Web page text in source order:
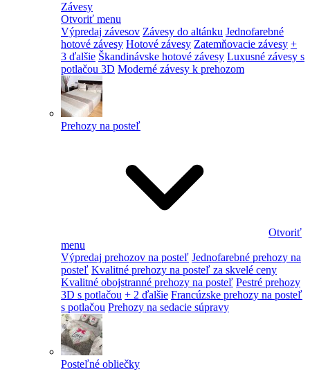
Závesy
Otvoriť menu
Výpredaj závesov Závesy do altánku Jednofarebné
hotové závesy Hotové závesy Zatemňovacie závesy +
3 ďalšie Škandinávske hotové závesy Luxusné závesy s
potlačou 3D Moderné závesy k prehozom
Prehozy na posteľ
Otvoriť
menu
Výpredaj prehozov na posteľ Jednofarebné prehozy na
posteľ Kvalitné prehozy na posteľ za skvelé ceny
Kvalitné obojstranné prehozy na posteľ Pestré prehozy
3D s potlačou + 2 ďalšie Francúzske prehozy na posteľ
s potlačou Prehozy na sedacie súpravy
Posteľné obliečky